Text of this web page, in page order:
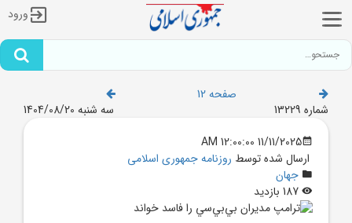
ورود
صفحه 12
شماره 13229
سه شنبه 1404/08/20
11/11/2025 12:00:00 AM
ارسال شده توسط روزنامه جمهوری اسلامی
جهان